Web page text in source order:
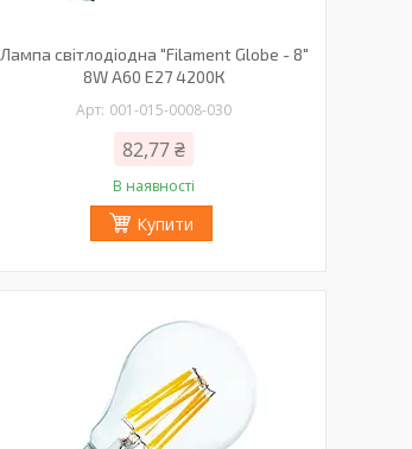
Лампа світлодіодна "Filament Globe - 8"
8W A60 Е27 4200К
001-015-0008-030
82,77 ₴
В наявності
Купити